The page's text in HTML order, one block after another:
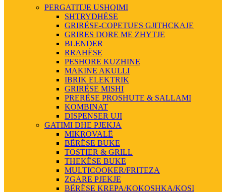
PERGATITJE USHQIMI
SHTRYDHËSE
GRIRËSE-COPETUES GJITHCKAJE
GRIRES DORE ME ZHYTJE
BLENDER
RRAHËSE
PESHORE KUZHINE
MAKINE AKULLI
IBRIK ELEKTRIK
GRIRËSE MISHI
PRERËSE PROSHUTE & SALLAMI
KOMBINAT
DISPENSER UJI
GATIMI DHE PJEKJA
MIKROVALË
BËRËSE BUKE
TOSTIER & GRILL
THEKËSE BUKE
MULTICOOKER/FRITEZA
ZGARE PJEKJE
BËRËSE KREPA/KOKOSHKA/KOSI